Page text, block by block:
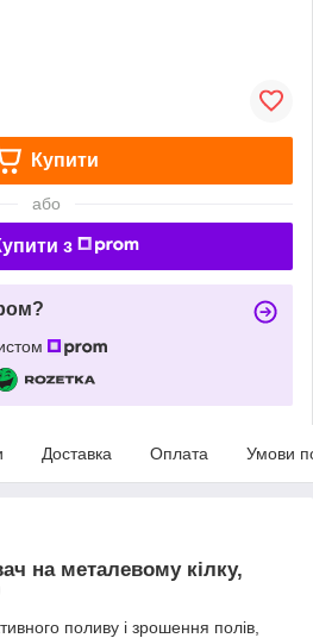
Купити
або
з
Доставка Оплата Умови
на металевому кілку,
поливу і зрошення полів,